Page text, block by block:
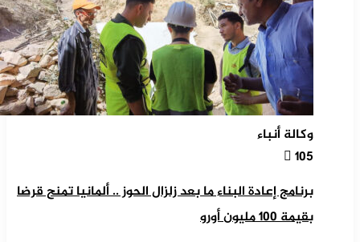
وكالة أنباء
105
برنامج إعادة البناء ما بعد زلزال الحوز .. ألمانيا تمنح قرضا
بقيمة 100 مليون أورو